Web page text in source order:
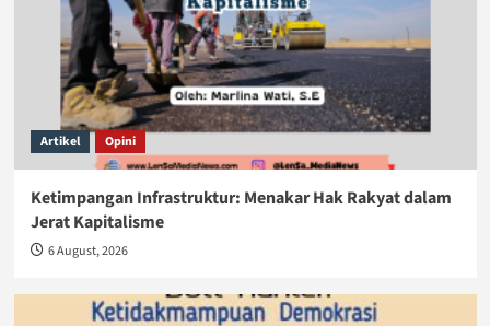
Artikel Opini
Ketimpangan Infrastruktur: Menakar Hak Rakyat dalam
Jerat Kapitalisme
6 August, 2026